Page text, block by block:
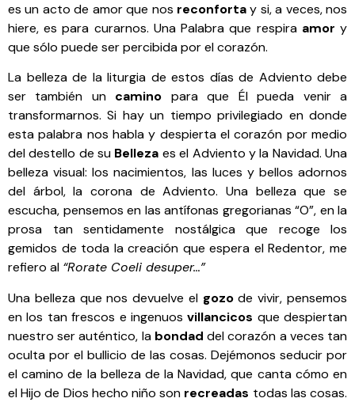
es un acto de amor que nos reconfortay si, a veces, nos
hiere, es para curarnos. Una Palabra que respira amory
que sólo puede ser percibida por el corazón.
La belleza de la liturgia de estos días de Adviento debe
ser también un camino para que Él pueda venir a
transformarnos. Si hay un tiempo privilegiado en donde
esta palabra nos habla y despierta el corazón por medio
del destello de su Belleza es el Adviento y la Navidad. Una
belleza visual: los nacimientos, las luces y bellos adornos
del árbol, la corona de Adviento. Una belleza que se
escucha, pensemos en las antífonas gregorianas “O”, en la
prosa tan sentidamente nostálgica que recoge los
gemidos de toda la creación que espera el Redentor, me
refiero al “Rorate Coeli desuper…”
Una belleza que nos devuelve el gozode vivir, pensemos
en los tan frescos e ingenuosvillancicos que despiertan
nuestro ser auténtico, la bondad del corazón a veces tan
oculta por el bullicio de las cosas. Dejémonos seducir por
el camino de la belleza de la Navidad, que canta cómo en
el Hijo de Dios hecho niño son recreadas todas las cosas.